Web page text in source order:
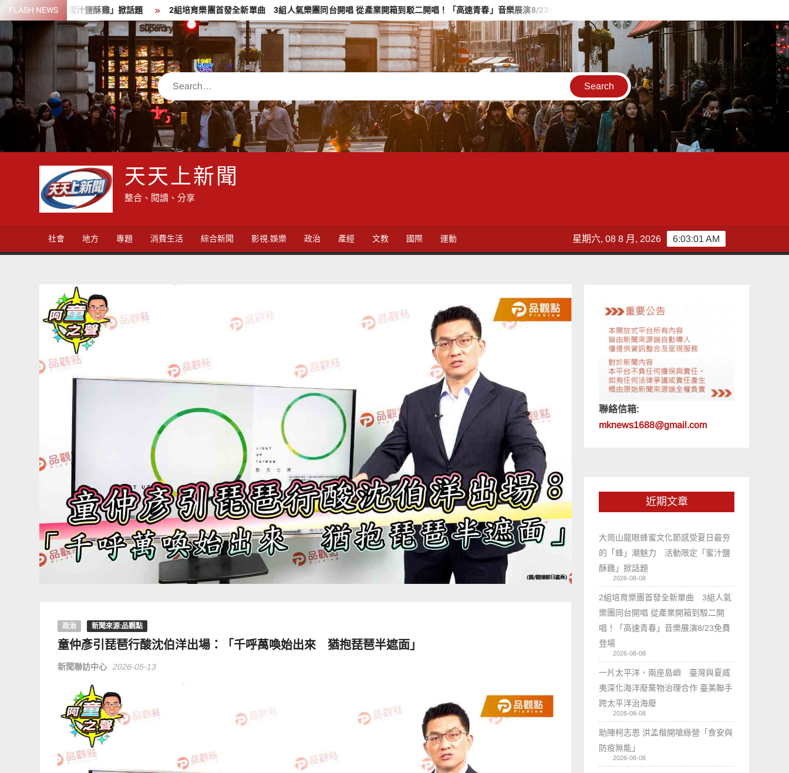
Skip
to
content
FLASH NEWS
定「蜜汁鹽酥雞」掀話題 2組培育樂團首發全新單曲 3組人氣樂團同台開唱 從產業開箱到駁二開唱！「高速青春」音樂展演8/23免費登場
Search
天天上新聞
整合、閱讀、分享
社會 地方 專題 消費生活 綜合新聞 影視.娛樂 政治 產經 文教 國際 運動 6:03:02 AM
星期六, 08 8 月, 2026
政治 新聞來源:品觀點
童仲彥引琵琶行酸沈伯洋出場：「千呼萬喚始出來 猶抱琵琶半遮面」
新聞聯訪中心 2026-05-13
聯絡信箱:
mknews1688@gmail.com
近期文章
大崗山龍眼蜂蜜文化節感受夏日最夯
的「蜂」潮魅力 活動限定「蜜汁鹽
酥雞」掀話題
2026-08-08
2組培育樂團首發全新單曲 3組人氣
樂團同台開唱 從產業開箱到駁二開
唱！「高速青春」音樂展演8/23免費
登場
2026-08-08
一片太平洋、兩座島嶼 臺灣與夏威
夷深化海洋廢棄物治理合作 臺美聯手
跨太平洋治海廢
2026-08-08
助陣柯志恩 洪孟楷開嗆綠營「食安與
防疫無能」
2026-08-08